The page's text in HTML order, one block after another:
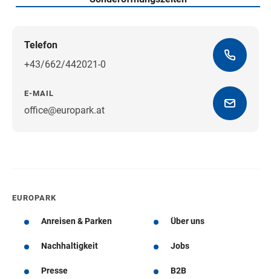
Telefon
+43/662/442021-0
E-MAIL
office@europark.atWegbeschreibung erhalten
EUROPARK
Anreisen & Parken Über uns
Nachhaltigkeit Jobs
Presse B2B